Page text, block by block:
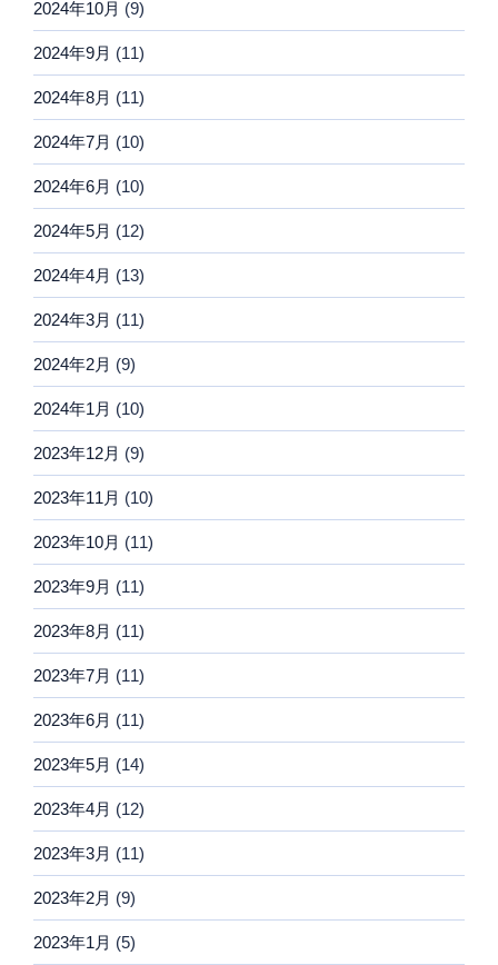
2024年10月 (9)
2024年9月 (11)
2024年8月 (11)
2024年7月 (10)
2024年6月 (10)
2024年5月 (12)
2024年4月 (13)
2024年3月 (11)
2024年2月 (9)
2024年1月 (10)
2023年12月 (9)
2023年11月 (10)
2023年10月 (11)
2023年9月 (11)
2023年8月 (11)
2023年7月 (11)
2023年6月 (11)
2023年5月 (14)
2023年4月 (12)
2023年3月 (11)
2023年2月 (9)
2023年1月 (5)